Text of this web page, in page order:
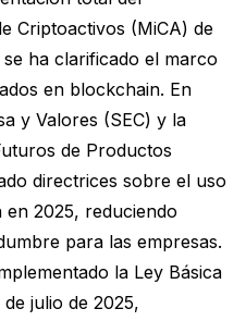
Criptoactivos (MiCA) de
ha clarificado el marco
en blockchain. En
y Valores (SEC) y la
de Productos
directrices sobre el uso
2025, reduciendo
para las empresas.
la Ley Básica
julio de 2025,